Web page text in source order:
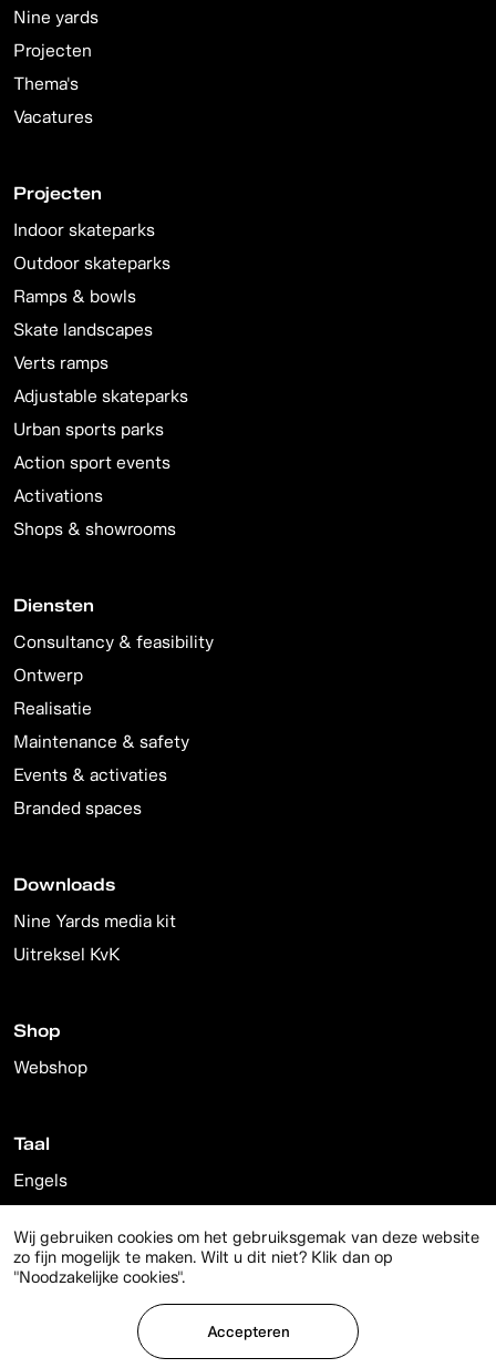
Nine yards
Projecten
Thema's
Vacatures
Projecten
Indoor skateparks
Outdoor skateparks
Ramps & bowls
Skate landscapes
Verts ramps
Adjustable skateparks
Urban sports parks
Action sport events
Activations
Shops & showrooms
Diensten
Consultancy & feasibility
Ontwerp
Realisatie
Maintenance & safety
Events & activaties
Branded spaces
Downloads
Nine Yards media kit
Uitreksel KvK
Shop
Webshop
Taal
Engels
Wij gebruiken cookies om het gebruiksgemak van deze website
zo fijn mogelijk te maken. Wilt u dit niet? Klik dan op
"Noodzakelijke cookies".
Accepteren